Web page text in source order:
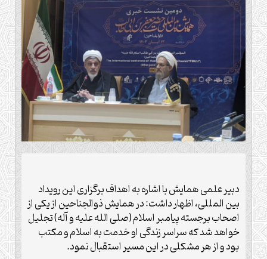
دبیر علمی همایش با اشاره به اهداف برگزاری این رویداد
بین المللی، اظهار داشت:‌ در همایش ذوالجناحین از یکی از
اصحاب برجسته پیامبر اسلام(صلی الله علیه و آله) تجلیل
خواهد شد که سراسر زندگی او خدمت به اسلام و مکتب
بود و از هر مشکلی در این مسیر استقبال نمود.